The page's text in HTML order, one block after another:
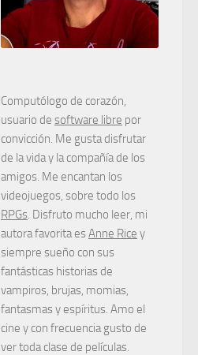
Computólogo de corazón,
usuario de software libre por
convicción. Me gusta disfrutar
de la vida y la compañía de los
amigos. Me encantan los
videojuegos, sobre todo los
RPGs. Disfruto mucho leer, mi
autora favorita esAnne Rice y
siempre sueño con sus
fantásticas historias de
vampiros, brujas, momias,
fantasmas y espíritus. Amo el
cine y con frecuencia gusto de
ver toda clase de películas.